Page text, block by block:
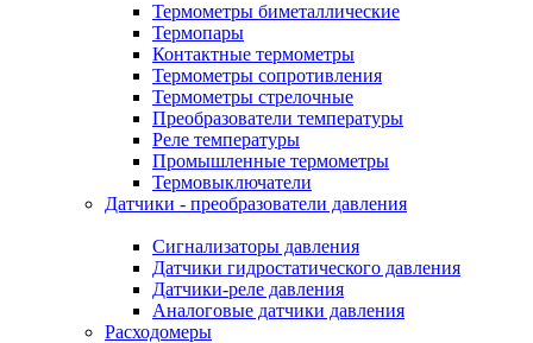
Термометры биметаллические
Термопары
Контактные термометры
Термометры сопротивления
Термометры стрелочные
Преобразователи температуры
Реле температуры
Промышленные термометры
Термовыключатели
Датчики - преобразователи давления
Сигнализаторы давления
Датчики гидростатического давления
Датчики-реле давления
Аналоговые датчики давления
Расходомеры